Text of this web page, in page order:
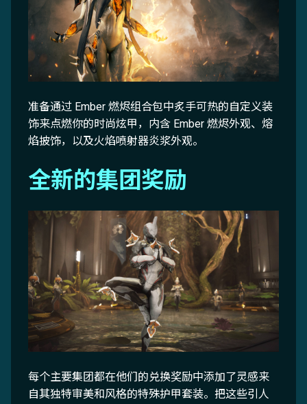
准备通过 Ember 燃烬组合包中炙手可热的自定义装
饰来点燃你的时尚炫甲，内含 Ember 燃烬外观、熔
焰披饰，以及火焰喷射器炎浆外观。
全新的集团奖励
每个主要集团都在他们的兑换奖励中添加了灵感来
自其独特审美和风格的特殊护甲套装。把这些引人